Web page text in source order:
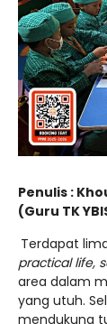
Penulis :
(Guru TK
Terdapat
practical life,
area dalam
yang utuh.
mendukung